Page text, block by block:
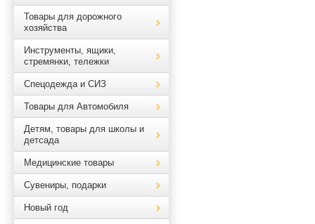
Товары для дорожного
хозяйства
Инструменты, ящики,
стремянки, тележки
Спецодежда и СИЗ
Товары для Автомобиля
Детям, товары для школы и
детсада
Медицинские товары
Сувениры, подарки
Новый год